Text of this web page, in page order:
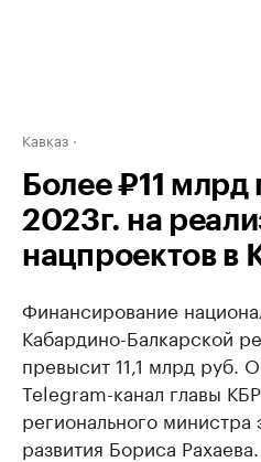
Кавказ
Более ₽11 млрд
2023г. на
нацпроектов в
Финансирование
Кабардино-Балкарской
превысит 11,1 млрд руб.
Telegram-канал главы
регионального
развития Бориса Рахаева.